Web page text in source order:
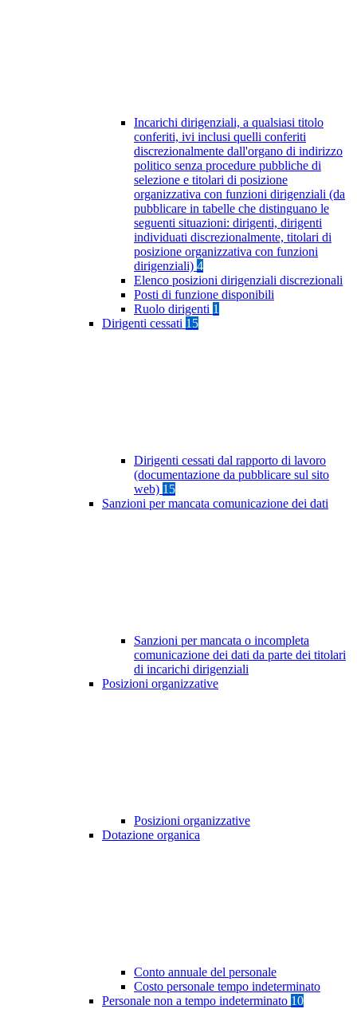
Incarichi dirigenziali, a qualsiasi titolo
conferiti, ivi inclusi quelli conferiti
discrezionalmente dall'organo di indirizzo
politico senza procedure pubbliche di
selezione e titolari di posizione
organizzativa con funzioni dirigenziali (da
pubblicare in tabelle che distinguano le
seguenti situazioni: dirigenti, dirigenti
individuati discrezionalmente, titolari di
posizione organizzativa con funzioni
dirigenziali) 4
Elenco posizioni dirigenziali discrezionali
Posti di funzione disponibili
Ruolo dirigenti 1
Dirigenti cessati 15
Dirigenti cessati dal rapporto di lavoro
(documentazione da pubblicare sul sito
web) 15
Sanzioni per mancata comunicazione dei dati
Sanzioni per mancata o incompleta
comunicazione dei dati da parte dei titolari
di incarichi dirigenziali
Posizioni organizzative
Posizioni organizzative
Dotazione organica
Conto annuale del personale
Costo personale tempo indeterminato
Personale non a tempo indeterminato 10